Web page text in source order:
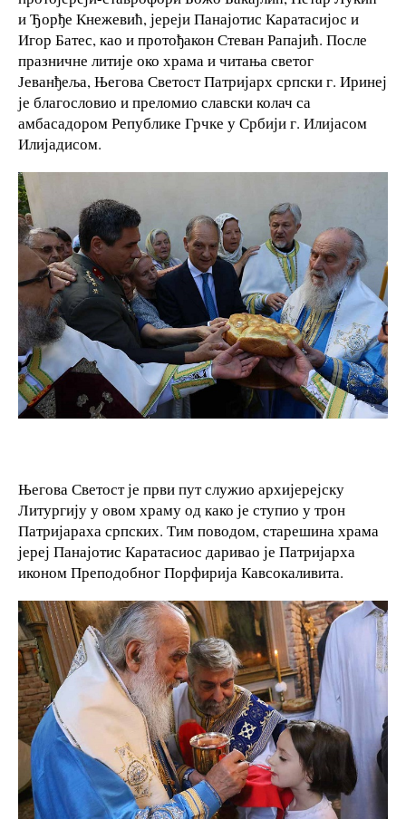
и Ђорђе Кнежевић, јереји Панајотис Каратасијос и
Игор Батес, као и протођакон Стеван Рапајић. После
празничне литије око храма и читања светог
Јеванђеља, Његова Светост Патријарх српски г. Иринеј
је благословио и преломио славски колач са
амбасадором Републике Грчке у Србији г. Илијасом
Илијадисом.
Његова Светост је први пут служио архијерејску
Литургију у овом храму од како је ступио у трон
Патријараха српских. Тим поводом, старешина храма
јереј Панајотис Каратасиос даривао је Патријарха
иконом Преподобног Порфирија Кавсокаливита.